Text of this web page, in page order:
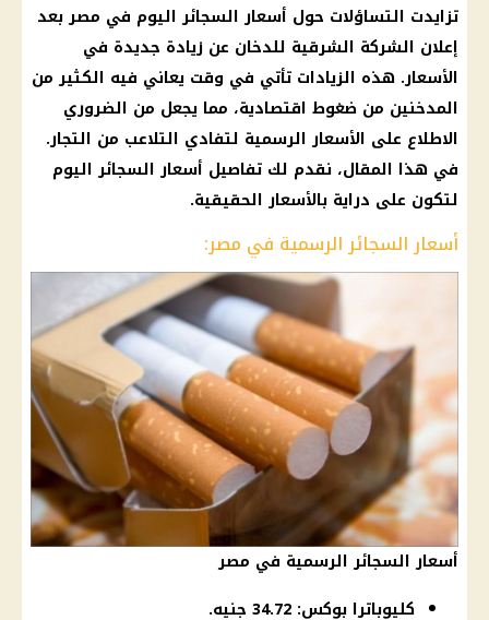
تزايدت التساؤلات حول أسعار السجائر اليوم في مصر بعد
إعلان الشركة الشرقية للدخان عن زيادة جديدة في
الأسعار. هذه الزيادات تأتي في وقت يعاني فيه الكثير من
المدخنين من ضغوط اقتصادية، مما يجعل من الضروري
الاطلاع على الأسعار الرسمية لتفادي التلاعب من التجار.
في هذا المقال، نقدم لك تفاصيل أسعار السجائر اليوم
لتكون على دراية بالأسعار الحقيقية.
أسعار السجائر الرسمية في مصر:
أسعار السجائر الرسمية في مصر
كليوباترا بوكس: 34.72 جنيه.